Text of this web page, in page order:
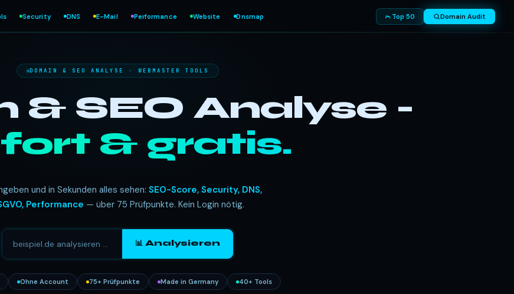
Security DNS E-Mail Performance Website Dnsmap Top 50 Domain Audit
DOMAIN & SEO ANALYSE · WEBMASTER TOOLS
& SEO Analyse -
& gratis.
und in Sekunden alles sehen: SEO-Score, Security, DNS,
Performance — über 75 Prüfpunkte. Kein Login nötig.
📊 Analysieren
Ohne Account 75+ Prüfpunkte Made in Germany 40+ Tools